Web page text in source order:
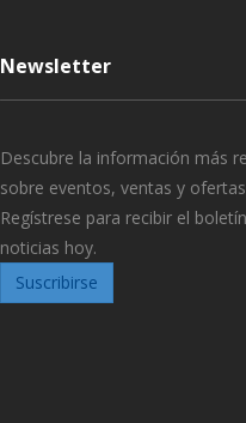
Newsletter
Descubre la información más
sobre eventos, ventas y
Regístrese para recibir el
noticias hoy.
Suscribirse